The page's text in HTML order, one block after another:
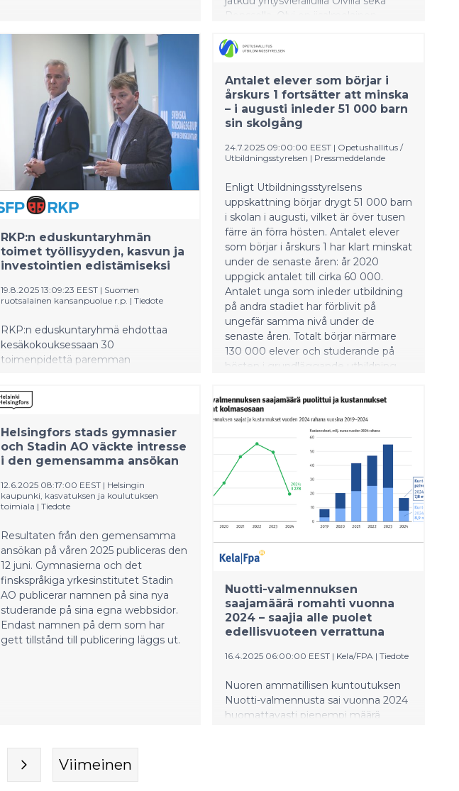
Ponssella. Olvi on iisalmelainen
vuoteen 1878. Ponssen kehittämät
puunkorjuuratkaisut ovat käytössä eri
puolilla maailmaa. Metsäkoneita
valmistavan Ponssen tehdas sijaitsee
Iisalmen lähistöllä Vieremällä.
Vierailujen aikana presidentti tapaa
tuotantotiloihin. Keskiviikkona
presidentti Stubb vierailee Kuopiossa.
jossa ohjelmassa on muun muassa
tapaaminen opiskelijoiden kanssa
sekä pe
RKP:n eduskuntaryhmän
toimet työllisyyden, kasvun ja
investointien edistämiseksi
19.8.2025 13:09:23 EEST | Suomen
ruotsalainen kansanpuolue r.p. | Tiedote
RKP:n eduskuntaryhmä ehdottaa
kesäkokouksessaan 30
toimenpidettä paremman
panostamalla työllisyyteen, kasvuun ja
investointeihin.
Antalet elever som börjar i
årskurs 1 fortsätter att minska
– i augusti inleder 51 000 barn
sin skolgång
24.7.2025 09:00:00 EEST | Opetushallitus /
Utbildningsstyrelsen | Pressmeddelande
Enligt Utbildningsstyrelsens
uppskattning börjar drygt 51 000 barn
i skolan i augusti, vilket är över tusen
färre än förra hösten. Antalet elever
som börjar i årskurs 1 har klart minskat
under de senaste åren: år 2020
uppgick antalet till cirka 60 000.
Antalet unga som inleder utbildning
på andra stadiet har förblivit på
ungefär samma nivå under de
senaste åren. Totalt börjar närmare
130 000 elever och studerande på
hösten i grundläggande utbildning,
som leder till yrkesinriktad
grundexamen.
Helsingfors stads gymnasier
och Stadin AO väckte intresse
i den gemensamma ansökan
12.6.2025 08:17:00 EEST | Helsingin
kaupunki, kasvatuksen ja koulutuksen
toimiala | Tiedote
Resultaten från den gemensamma
ansökan på våren 2025 publiceras den
12 juni. Gymnasierna och det
finskspråkiga yrkesinstitutet Stadin
AO publicerar namnen på sina nya
studerande på sina egna webbsidor.
Endast namnen på dem som har
gett tillstånd till publicering läggs ut.
Nuotti-valmennuksen
saajamäärä romahti vuonna
2024 – saajia alle puolet
edellisvuoteen verrattuna
16.4.2025 06:00:00 EEST | Kela/FPA | Tiedote
Nuoren ammatillisen kuntoutuksen
Nuotti-valmennusta sai vuonna 2024
huomattavasti pienempi määrä
Viimeinen